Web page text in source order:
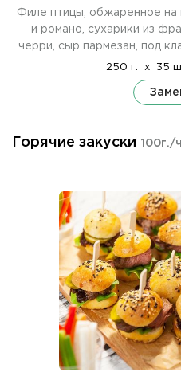
Филе птицы, обжаренное на
и романо, сухарики из
черри, сыр пармезан, под
250 г. x 35
Горячие закуски 100г./